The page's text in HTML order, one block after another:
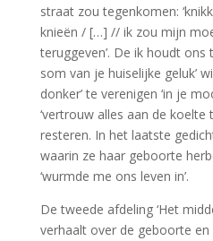
straat zou tegenkomen:
knieën / […] // ik zou mijn
teruggeven’. De ik houdt ons
som van je huiselijke geluk’
donker’ te verenigen ‘in je
‘vertrouw alles aan de koelte
resteren. In het laatste
waarin ze haar geboorte
‘wurmde me ons leven in’.
De tweede afdeling ‘Het
verhaalt over de geboorte